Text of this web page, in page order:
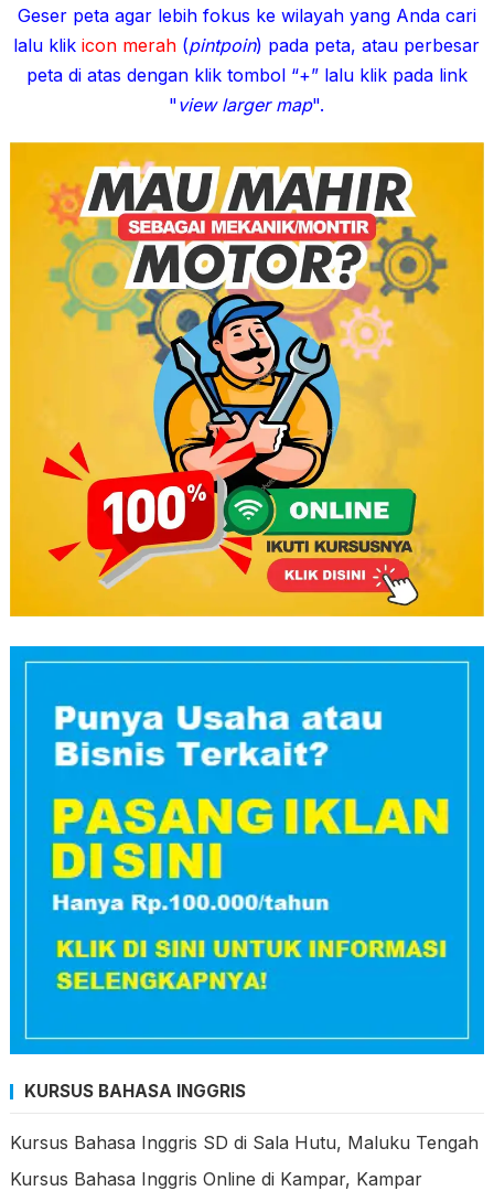
Geser peta agar lebih fokus ke wilayah yang Anda cari
lalu klikicon merah (pintpoin) pada peta, atau perbesar
peta di atas dengan klik tombol “+” lalu klik pada link
"view larger map".
KURSUS BAHASA INGGRIS
Kursus Bahasa Inggris SD di Sala Hutu, Maluku Tengah
Kursus Bahasa Inggris Online di Kampar, Kampar